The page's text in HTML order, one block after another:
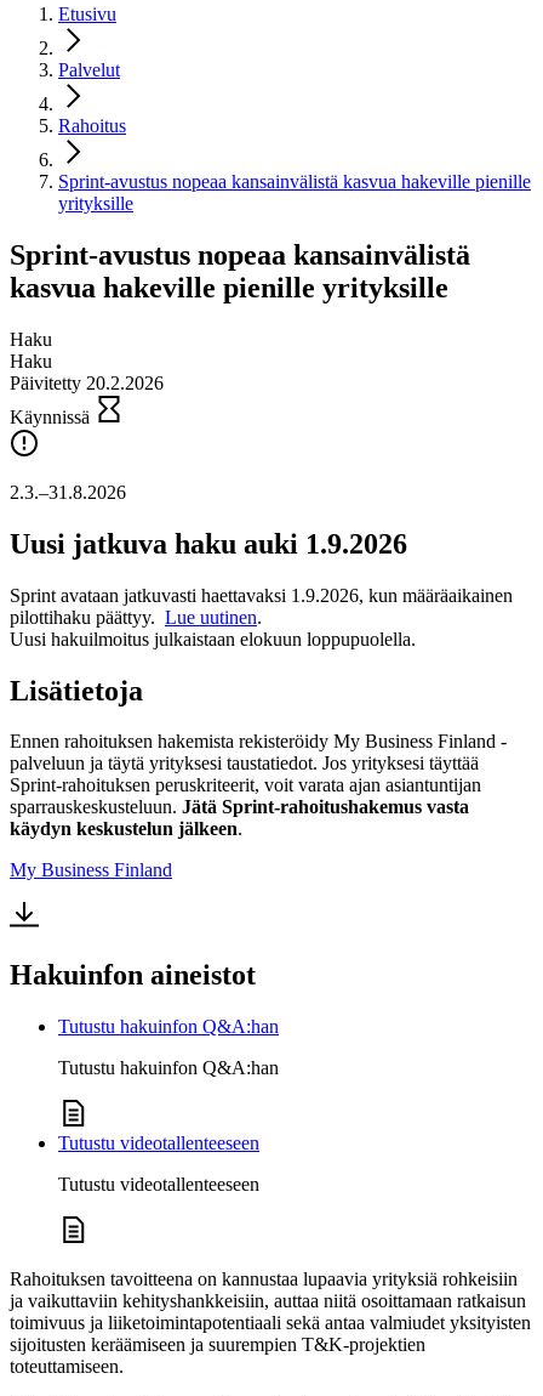
Etusivu
Palvelut
Rahoitus
Sprint-avustus nopeaa kansainvälistä kasvua hakeville pienille
yrityksille
Sprint-avustus nopeaa kansainvälistä
kasvua hakeville pienille yrityksille
Haku
Haku
Päivitetty 20.2.2026
Käynnissä
2.3.–31.8.2026
Uusi jatkuva haku auki 1.9.2026
Sprint avataan jatkuvasti haettavaksi 1.9.2026, kun määräaikainen
pilottihaku päättyy. Lue uutinen.
Uusi hakuilmoitus julkaistaan elokuun loppupuolella.
Lisätietoja
Ennen rahoituksen hakemista rekisteröidy My Business Finland -
palveluun ja täytä yrityksesi taustatiedot. Jos yrityksesi täyttää
Sprint-rahoituksen peruskriteerit, voit varata ajan asiantuntijan
sparrauskeskusteluun. Jätä Sprint-rahoitushakemus vasta
käydyn keskustelun jälkeen.
My Business Finland
Hakuinfon aineistot
Tutustu hakuinfon Q&A:han
Tutustu hakuinfon Q&A:han
Tutustu videotallenteeseen
Tutustu videotallenteeseen
Rahoituksen tavoitteena on kannustaa lupaavia yrityksiä rohkeisiin
ja vaikuttaviin kehityshankkeisiin, auttaa niitä osoittamaan ratkaisun
toimivuus ja liiketoimintapotentiaali sekä antaa valmiudet yksityisten
sijoitusten keräämiseen ja suurempien T&K-projektien
toteuttamiseen.